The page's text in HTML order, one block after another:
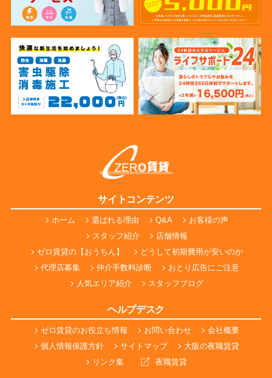
サイトコンテンツ
ホーム 選ばれる理由 Q&A
お客様の声
スタッフ紹介
店舗情報
ゼロ賃貸の【おうちん】
どうして初期費用が安いのか
代理店募集
仲介手数料診断
おとり広告にご注意
人気エリア紹介
スタッフブログ
ヘルプデスク
ゼロ賃貸のお役立ち情報 お問い合わせ
会社概要
個人情報保護方針
サイトマップ
大阪の夜職賃貸
リンク集
夜職賃貸